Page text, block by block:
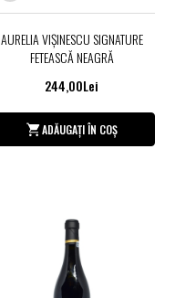
AURELIA VIŞINESCU SIGNATURE
FETEASCĂ NEAGRĂ
244,00Lei
ADĂUGAȚI ÎN COȘ